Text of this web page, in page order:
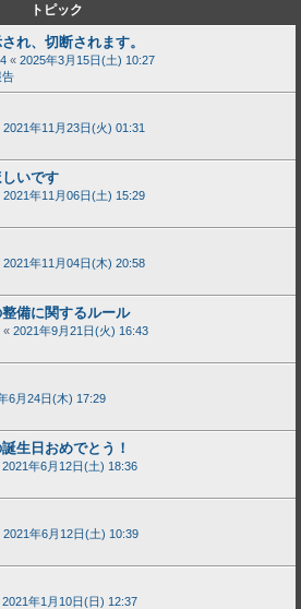
トピック
れ、切断されます。
« 2025年3月15日(土) 10:27
告
2021年11月23日(火) 01:31
いです
2021年11月06日(土) 15:29
2021年11月04日(木) 20:58
備に関するルール
« 2021年9月21日(火) 16:43
6月24日(木) 17:29
生日おめでとう！
2021年6月12日(土) 18:36
2021年6月12日(土) 10:39
2021年1月10日(日) 12:37